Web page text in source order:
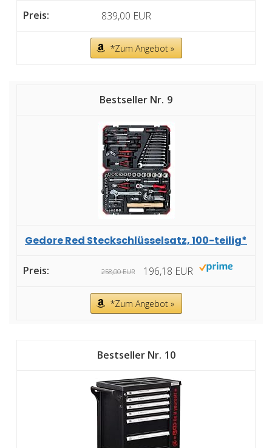
839,00 EUR
*Zum Angebot »
9
Gedore Red Steckschlüsselsatz, 100-teilig*
258,00 EUR 196,18 EUR
*Zum Angebot »
10